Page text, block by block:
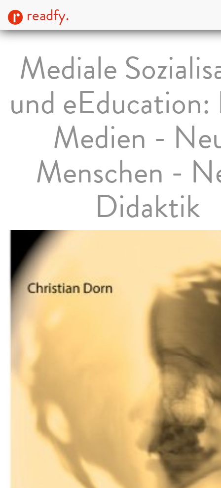
readfy.
Mediale
und
Medien -
Menschen -
Didaktik